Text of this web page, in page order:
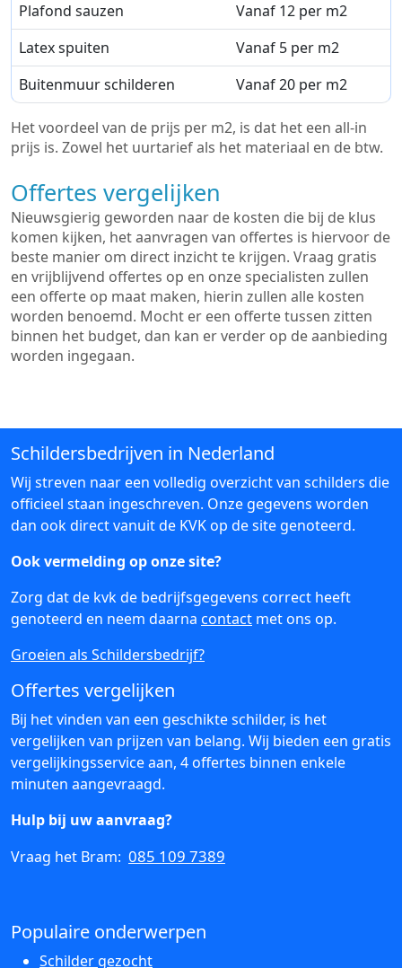
Plafond sauzen
Vanaf 12 per m2
Latex spuiten
Vanaf 5 per m2
Buitenmuur schilderen
Vanaf 20 per m2
Het voordeel van de prijs per m2, is dat het een all-in
prijs is. Zowel het uurtarief als het materiaal en de btw.
Offertes vergelijken
Nieuwsgierig geworden naar de kosten die bij de klus
komen kijken, het aanvragen van offertes is hiervoor de
beste manier om direct inzicht te krijgen. Vraag gratis
en vrijblijvend offertes op en onze specialisten zullen
een offerte op maat maken, hierin zullen alle kosten
worden benoemd. Mocht er een offerte tussen zitten
binnen het budget, dan kan er verder op de aanbieding
worden ingegaan.
Schildersbedrijven in Nederland
Wij streven naar een volledig overzicht van schilders die
officieel staan ingeschreven. Onze gegevens worden
dan ook direct vanuit de KVK op de site genoteerd.
Ook vermelding op onze site?
Zorg dat de kvk de bedrijfsgegevens correct heeft
genoteerd en neem daarna contact met ons op.
Groeien als Schildersbedrijf?
Offertes vergelijken
Bij het vinden van een geschikte schilder, is het
vergelijken van prijzen van belang. Wij bieden een gratis
vergelijkingsservice aan, 4 offertes binnen enkele
minuten aangevraagd.
Hulp bij uw aanvraag?
Vraag het Bram: 085 109 7389
Populaire onderwerpen
Schilder gezocht